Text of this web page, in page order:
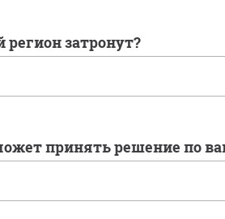
регион затронут?
принять решение по